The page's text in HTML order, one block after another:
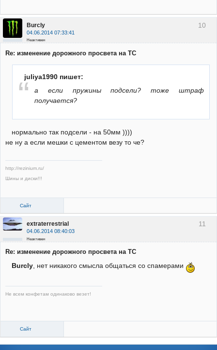
10
Burcly
04.06.2014 07:33:41
Неактивен
Re: изменение дорожного просвета на ТС
juliya1990 пишет:
а если пружины подсели? тоже штраф
получается?
нормально так подсели - на 50мм ))))
не ну а если мешки с цементом везу то че?
http://rezinium.ru/
Шины и диски!!!
Сайт
11
extraterrestrial
04.06.2014 08:40:03
Неактивен
Re: изменение дорожного просвета на ТС
Burcly, нет никакого смысла общаться со спамерами
Не всем конфетам одинаково везет!
Сайт